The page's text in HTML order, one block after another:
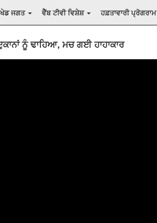
ਜਗਤ ਵੈੱਬ ਟੀਵੀ ਵਿਸ਼ੇਸ਼ ਹਫ਼ਤਾਵਾਰੀ ਪ੍ਰੋਗਰਾਮ
ਨੂੰ ਢਾਹਿਆ, ਮਚ ਗਈ ਹਾਹਾਕਾਰ